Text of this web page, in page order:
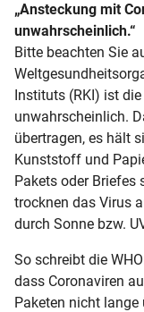
„Ansteckung mit
unwahrscheinlich.“
Bitte beachten Sie
Instituts (RKI) ist
unwahrscheinlich.
übertragen, es hält
Kunststoff und
Pakets oder Briefes
trocknen das Virus
durch Sonne bzw.
So schreibt die
dass Coronaviren
Paketen nicht lange